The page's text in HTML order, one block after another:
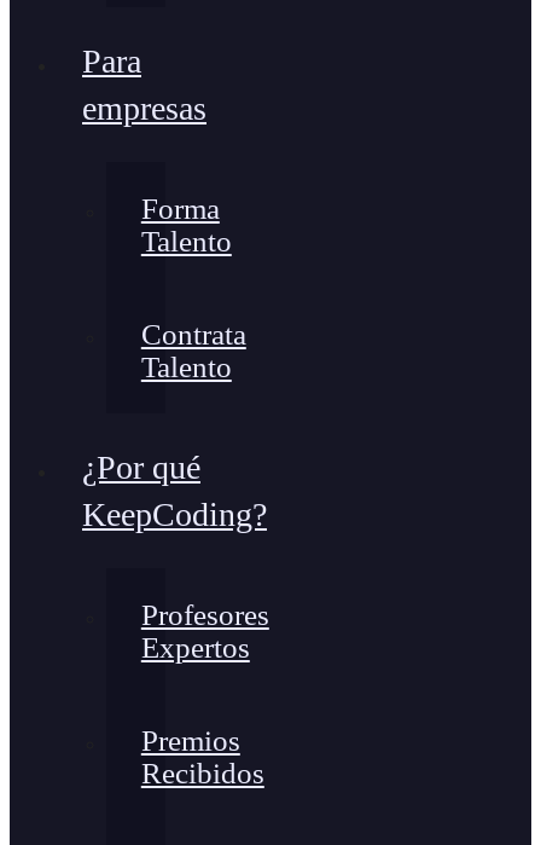
Para
empresas
Forma
Talento
Contrata
Talento
¿Por qué
KeepCoding?
Profesores
Expertos
Premios
Recibidos